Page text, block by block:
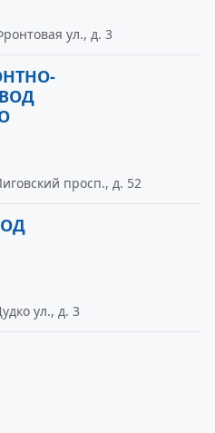
ул., д. 3
просп., д. 52
ул., д. 3